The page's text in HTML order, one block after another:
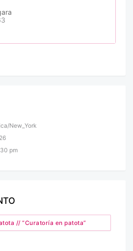
New_York
pm
// “Curatoría en patota”